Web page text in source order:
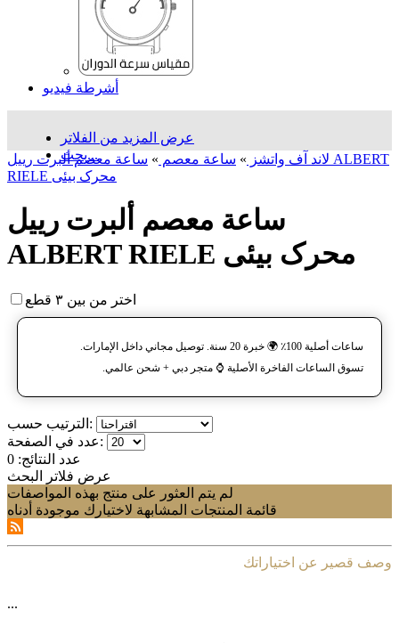
أشرطة فيديو
عرض المزيد من الفلاتر
بحث...
لاند آف واتشز » ساعة معصم » ساعة معصم ألبرت رييل ALBERT
RIELE محرک بیئی
ساعة معصم ألبرت رييل
ALBERT RIELE محرک بیئی
اختر من بين ٣ قطع
ساعات أصلية 100٪ 🌍 خبرة 20 سنة. توصيل مجاني داخل الإمارات.
تسوق الساعات الفاخرة الأصلية ⌚️ متجر دبي + شحن عالمي.
الترتيب حسب:
عدد في الصفحة:
عدد النتائج: 0
عرض فلاتر البحث
لم يتم العثور على منتج بهذه المواصفات
قائمة المنتجات المشابهة لاختيارك موجودة أدناه
وصف قصير عن اختياراتك
...